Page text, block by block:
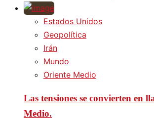
Estados Unidos
Geopolítica
Irán
Mundo
Oriente Medio
Las tensiones se convierten en
Medio.